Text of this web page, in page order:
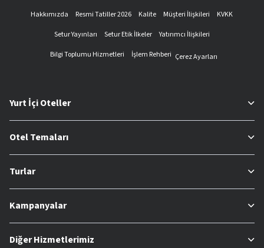
Hakkımızda Resmi Tatiller 2026 Kalite Müşteri İlişkileri
KVKK
Setur Yayınları
Setur Etik İlkeler
Yatırımcı İlişkileri
Bilgi Toplumu Hizmetleri
İşlem Rehberi Çerez Ayarları
Yurt İçi Oteller
Otel Temaları
Turlar
Kampanyalar
Diğer Hizmetlerimiz